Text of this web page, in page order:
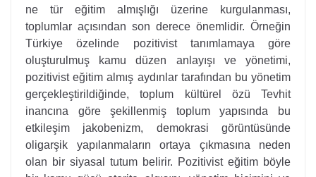
ne tür eğitim almışlığı üzerine kurgulanması,
toplumlar açısından son derece önemlidir. Örneğin
Türkiye özelinde pozitivist tanımlamaya göre
oluşturulmuş kamu düzen anlayışı ve yönetimi,
pozitivist eğitim almış aydınlar tarafından bu yönetim
gerçekleştirildiğinde, toplum kültürel özü Tevhit
inancına göre şekillenmiş toplum yapısında bu
etkileşim jakobenizm, demokrasi görüntüsünde
oligarşik yapılanmaların ortaya çıkmasına neden
olan bir siyasal tutum belirir. Pozitivist eğitim böyle